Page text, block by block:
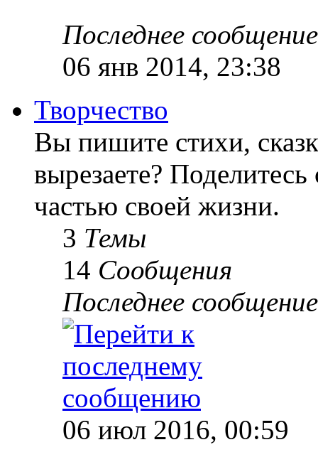
Последнее сообщение
06 янв 2014, 23:38
Творчество
Вы пишите стихи,
вырезаете?
частью своей жизни.
3 Темы
14 Сообщения
Последнее сообщение
06 июл 2016, 00:59